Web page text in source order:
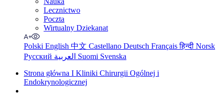
Lecznictwo
Poczta
Wirtualny Dziekanat
Polski English 中文 Castellano Deutsch Françaisहिन्दी Norsk
Русский
Suomi Svenska
Strona główna I Kliniki Chirurgii Ogólnej i
Endokrynologicznej